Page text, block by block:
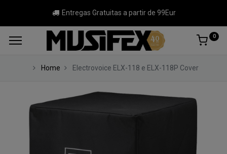
Entregas Gratuitas a partir de 99Eur
0
Home Electrovoice ELX-118 e ELX-118P Cover